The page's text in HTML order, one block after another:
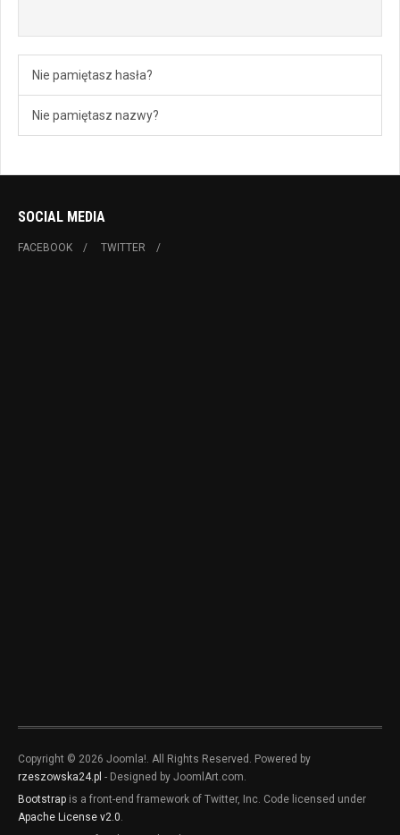
Nie pamiętasz hasła?
Nie pamiętasz nazwy?
SOCIAL MEDIA
FACEBOOK TWITTER
Copyright © 2026 Joomla!. All Rights Reserved. Powered by
rzeszowska24.pl - Designed by JoomlArt.com.
Bootstrap is a front-end framework of Twitter, Inc. Code licensed under
Apache License v2.0.